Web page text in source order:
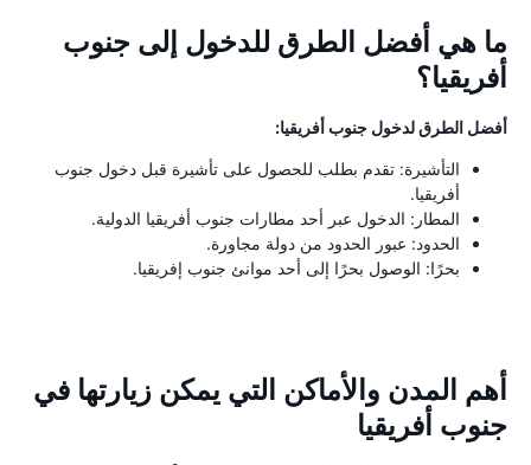
ما هي أفضل الطرق للدخول إلى جنوب
أفريقيا؟
أفضل الطرق لدخول جنوب أفريقيا:
التأشيرة: تقدم بطلب للحصول على تأشيرة قبل دخول جنوب
أفريقيا.
المطار: الدخول عبر أحد مطارات جنوب أفريقيا الدولية.
الحدود: عبور الحدود من دولة مجاورة.
بحرًا: الوصول بحرًا إلى أحد موانئ جنوب إفريقيا.
أهم المدن والأماكن التي يمكن زيارتها في
جنوب أفريقيا